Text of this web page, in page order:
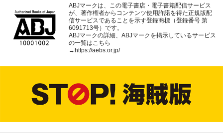
ABJマークは、この電子書店・電子書籍配信サービス
が、著作権者からコンテンツ使用許諾を得た正規版配
信サービスであることを示す登録商標（登録番号 第
6091713号）です。
ABJマークの詳細、ABJマークを掲示しているサービス
の一覧はこちら
→https://aebs.or.jp/